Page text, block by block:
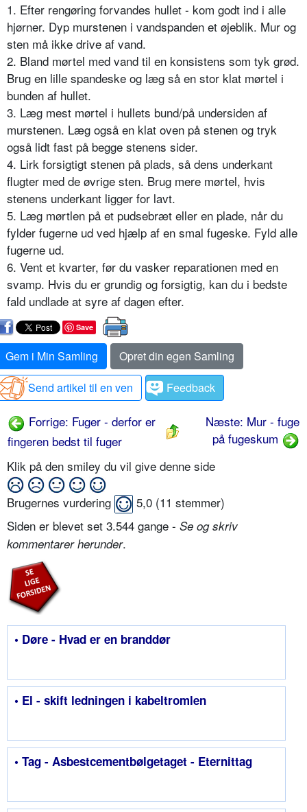
1. Efter rengøring forvandes hullet - kom godt ind i alle
hjørner. Dyp murstenen i vandspanden et øjeblik. Mur og
sten må ikke drive af vand.
2. Bland mørtel med vand til en konsistens som tyk grød.
Brug en lille spandeske og læg så en stor klat mørtel i
bunden af hullet.
3. Læg mest mørtel i hullets bund/på undersiden af
murstenen. Læg også en klat oven på stenen og tryk
også lidt fast på begge stenens sider.
4. Lirk forsigtigt stenen på plads, så dens underkant
flugter med de øvrige sten. Brug mere mørtel, hvis
stenens underkant ligger for lavt.
5. Læg mørtlen på et pudsebræt eller en plade, når du
fylder fugerne ud ved hjælp af en smal fugeske. Fyld alle
fugerne ud.
6. Vent et kvarter, før du vasker reparationen med en
svamp. Hvis du er grundig og forsigtig, kan du i bedste
fald undlade at syre af dagen efter.
Save
Gem i Min Samling
Opret din egen Samling
Send artikel til en ven
Feedback
Forrige: Fuger - derfor er
fingeren bedst til fuger
Næste: Mur - fuge
på fugeskum
Klik på den smiley du vil give denne side
Brugernes vurdering 5,0 (11 stemmer)
Siden er blevet set 3.544 gange - Se og skriv
kommentarer herunder.
• Døre - Hvad er en branddør
• El - skift ledningen i kabeltromlen
• Tag - Asbestcementbølgetaget - Eternittag